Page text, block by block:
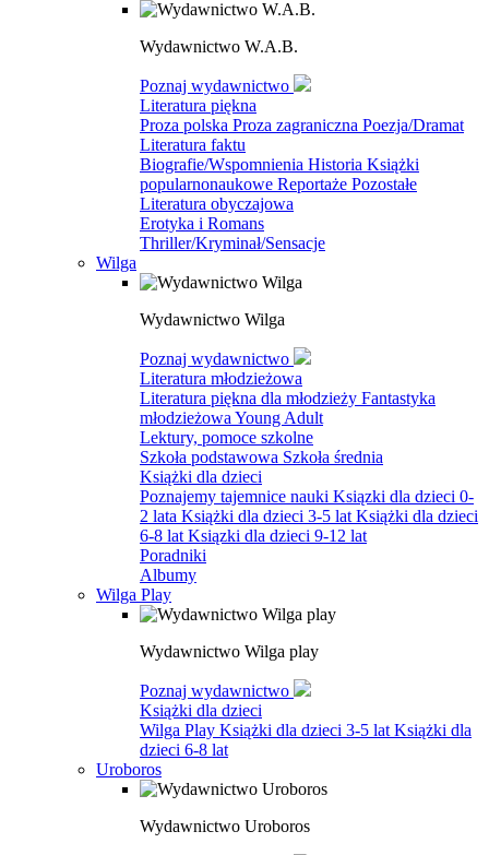
Wydawnictwo W.A.B.
Poznaj wydawnictwo
Literatura piękna
Proza polska Proza zagraniczna Poezja/Dramat
Literatura faktu
Biografie/Wspomnienia Historia Książki
popularnonaukowe Reportaże Pozostałe
Literatura obyczajowa
Erotyka i Romans
Thriller/Kryminał/Sensacje
Wilga
Wydawnictwo Wilga
Poznaj wydawnictwo
Literatura młodzieżowa
Literatura piękna dla młodzieży Fantastyka
młodzieżowa Young Adult
Lektury, pomoce szkolne
Szkoła podstawowa Szkoła średnia
Książki dla dzieci
Poznajemy tajemnice nauki Ksiązki dla dzieci 0-
2 lata Książki dla dzieci 3-5 lat Książki dla dzieci
6-8 lat Ksiązki dla dzieci 9-12 lat
Poradniki
Albumy
Wilga Play
Wydawnictwo Wilga play
Poznaj wydawnictwo
Książki dla dzieci
Wilga Play Książki dla dzieci 3-5 lat Książki dla
dzieci 6-8 lat
Uroboros
Wydawnictwo Uroboros